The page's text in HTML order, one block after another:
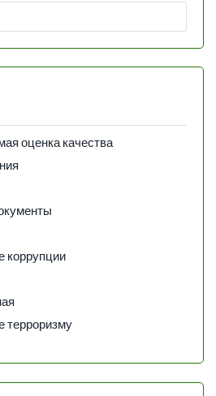
оценка качества
коррупции
терроризму